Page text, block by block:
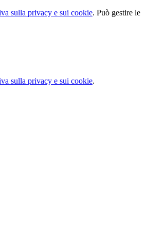
sulla privacy e sui cookie. Può gestire le
sulla privacy e sui cookie.